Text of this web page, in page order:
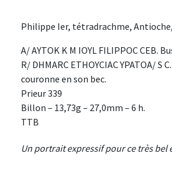
Philippe Ier, tétradrachme,
A/ AYTOK K M IOYL FILIPPOC CEB.
R/ DHMARC ETHOYCIAC YPATOA/
couronne en son bec.
Prieur 339
Billon – 13,73g – 27,0mm – 6 h.
TTB
Un portrait expressif pour ce très bel